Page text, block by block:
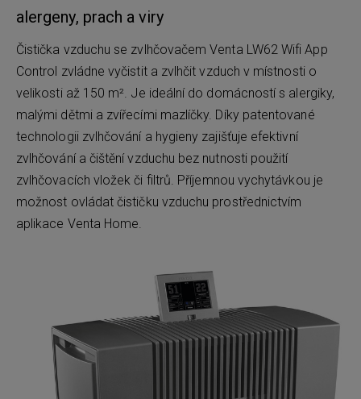
alergeny, prach a viry
Čistička vzduchu se zvlhčovačem Venta LW62 Wifi App
Control zvládne vyčistit a zvlhčit vzduch v místnosti o
velikosti až 150 m². Je ideální do domácností s alergiky,
malými dětmi a zvířecími mazlíčky. Díky patentované
technologii zvlhčování a hygieny zajišťuje efektivní
zvlhčování a čištění vzduchu bez nutnosti použití
zvlhčovacích vložek či filtrů. Příjemnou vychytávkou je
možnost ovládat čističku vzduchu prostřednictvím
aplikace Venta Home.